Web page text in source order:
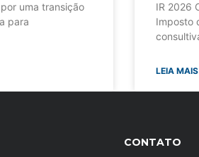
por uma transição
para
IR 2026
Imposto
LEIA MAIS
CONTATO